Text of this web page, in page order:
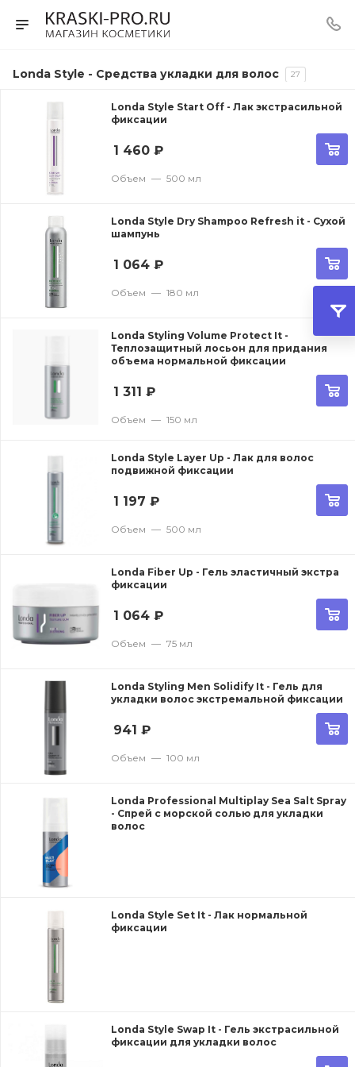
Londa Style - Cредства укладки для волос 27
Londa Style Start Off - Лак экстрасильной
фиксации
1 460 ₽
Объем — 500 мл
Londa Style Dry Shampoo Refresh it - Сухой
шампунь
1 064 ₽
Объем — 180 мл
Londa Styling Volume Protect It -
Теплозащитный лосьон для придания
объема нормальной фиксации
1 311 ₽
Объем — 150 мл
Londa Style Layer Up - Лак для волос
подвижной фиксации
1 197 ₽
Объем — 500 мл
Londa Fiber Up - Гель эластичный экстра
фиксации
1 064 ₽
Объем — 75 мл
Londa Styling Men Solidify It - Гель для
укладки волос экстремальной фиксации
941 ₽
Объем — 100 мл
Londa Professional Multiplay Sea Salt Spray
- Спрей с морской солью для укладки
волос
Londa Style Set It - Лак нормальной
фиксации
Londa Style Swap It - Гель экстрасильной
фиксации для укладки волос